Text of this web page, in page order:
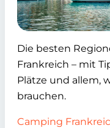
Die besten
Frankreich – mit
Plätze und allem,
brauchen.
Camping